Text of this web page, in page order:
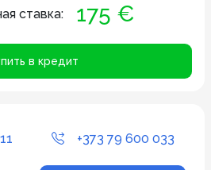
ставка:
175 €
в кредит
+373 79 600 033